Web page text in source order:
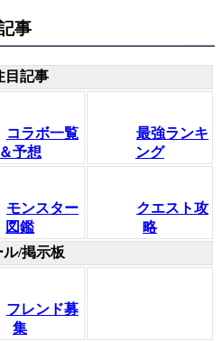
事
目記事
コラボ一覧
＆予想
最強ランキ
ング
モンスター
図鑑
クエスト攻
略
ル/掲示板
フレンド募
集